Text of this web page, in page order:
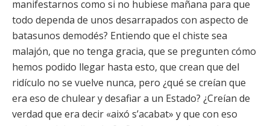
manifestarnos como si no hubiese mañana para que
todo dependa de unos desarrapados con aspecto de
batasunos demodés? Entiendo que el chiste sea
malajón, que no tenga gracia, que se pregunten cómo
hemos podido llegar hasta esto, que crean que del
ridículo no se vuelve nunca, pero ¿qué se creían que
era eso de chulear y desafiar a un Estado? ¿Creían de
verdad que era decir «aixó s’acabat» y que con eso